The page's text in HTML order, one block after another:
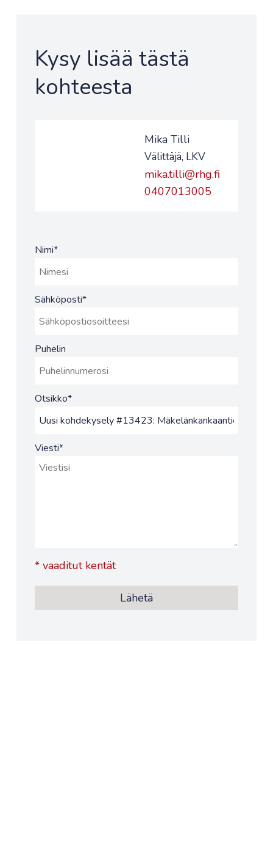
Kysy lisää tästä
kohteesta
Mika Tilli
Välittäjä, LKV
mika.tilli@rhg.fi
0407013005
Nimi*
Sähköposti*
Puhelin
Otsikko*
Viesti*
*vaaditut kentät